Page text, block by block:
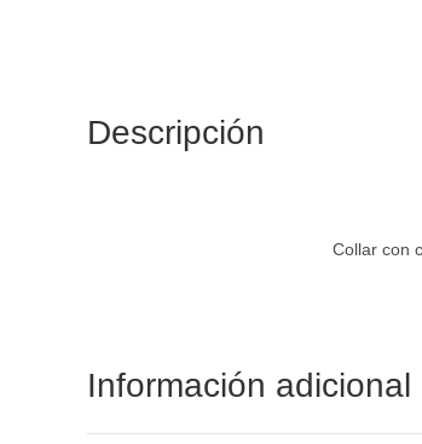
Descripción
Collar con
Información adicional